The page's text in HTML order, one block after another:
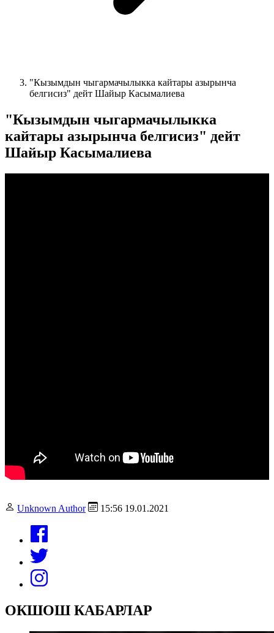
"Кызымдын чыгармачылыкка кайтары азырынча
белгисиз" дейт Шайыр Касымалиева
"Кызымдын чыгармачылыкка
кайтары азырынча белгисиз" дейт
Шайыр Касымалиева
Unknown Author 15:56 19.01.2021
ОКШОШ КАБАРЛАР